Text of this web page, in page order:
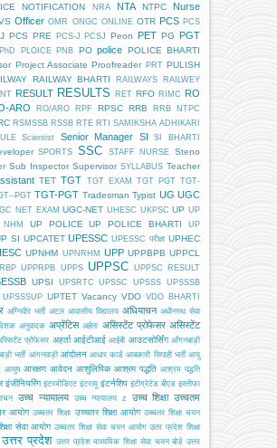
NOTIFICATION NRA NTA NTPC Nurse
Officer OMR ONGC ONLINE OTR PCS PCS
PCS PRE PCS-J PCSJ Peon PET PG PGT
PhD PLOICE PNB PO police POLICE BHARTI
Project Associate Proofreader PRT PULISH
RAILWAY BHARTI RAILWAYS
RAILWEY
RESULT RESULTS RET RFO RIMC RO
ARO RO/ARO RPF RPSC RRB
RRB NTPC
RSMSSB RSSB RTE RTI SAMIKSHA ADHIKARI
Scientist Senior Manager SI SI BHARTI
SPORTS SSC STAFF NURSE
Steno
Sub Inspector Supervisor SYLLABUS Teacher
TET TGT TGT EXAM TGT PGT TGT-
PGT TGT-PGT Tradesman Typist UG UGC
NET EXAM UGC-NET UHESC UKPSC UP UP
UP POLICE UP POLICE BHARTI
UP
SI UPCATET UPESSC UPESSC परीक्षा UPHEC
UPNHM UPNRHM UPP UPPBPB UPPCL
UPPRPB UPPS UPPSC UPPSC RESULT
UPSI UPSRTC UPSSC UPSSS UPSSSB
UPSSSUP UPTET Vacancy VDO VDO BHARTI
अग्निवीर भर्ती अटल आवासीय विद्यालय अधियाचन अधीनस्थ सेवा
अनुवादक अप्रेंटिस अर्हता असिस्टेंट प्रोफेसर असिस्टेंट
प्रोफेसर अहर्ता आईटीआई आईबी आउटसोर्सिंग आँगनबाड़ी
भर्ती आंगनवाड़ी आंदोलन आधार कार्ड आबकारी सिपाही भर्ती आयु
आयुष आरक्षण आवेदन आशुलिपिक आश्रम पद्धति आश्रम पद्धति
इंजीनियरिंग इंटरमीडिएट इंटरव्यू इंटर्नशिप इंटीग्रेटेड बीएड इस्तीफा
उच्च न्यायालय उच्च न्यायालय z उच्च शिक्षा उच्चतम
आयोग उच्चतर शिक्षा उच्चतर शिक्षा आयोग उच्चतर शिक्षा चयन
सेवा आयोग उच्चतर शिक्षा सेवा चयन आयोग उतर प्रदेश शिक्षा
उत्तर प्रदेश उत्तर प्रदेश माध्यमिक शिक्षा सेवा चयन बोर्ड उत्तर